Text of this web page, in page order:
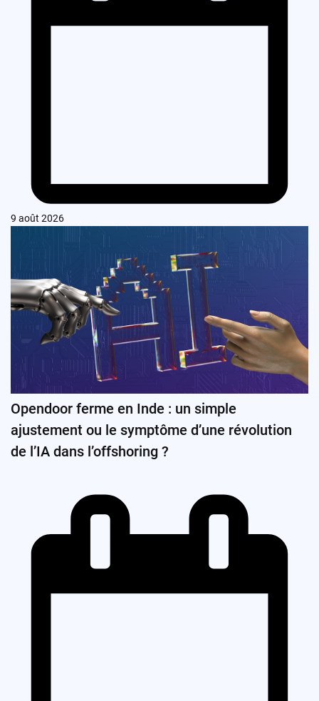
9 août 2026
Opendoor ferme en Inde : un simple
ajustement ou le symptôme d’une révolution
de l’IA dans l’offshoring ?